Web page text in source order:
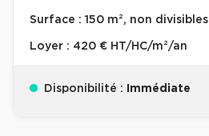
Surface : 150 m², non divisibles
Loyer : 420 € HT/HC/m²/an
Disponibilité : Immédiate